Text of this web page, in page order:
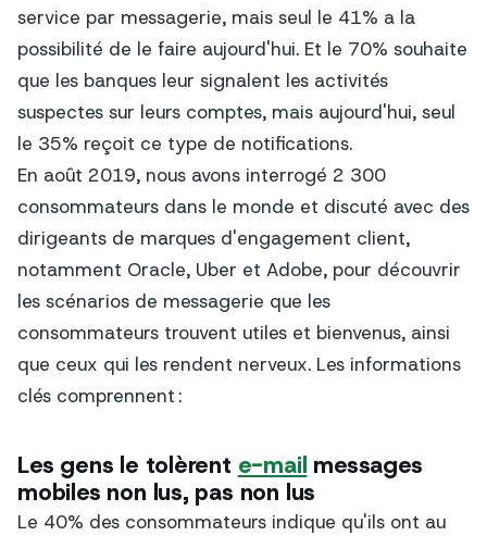
service par messagerie, mais seul le 41% a la
possibilité de le faire aujourd'hui. Et le 70% souhaite
que les banques leur signalent les activités
suspectes sur leurs comptes, mais aujourd'hui, seul
le 35% reçoit ce type de notifications.
En août 2019, nous avons interrogé 2 300
consommateurs dans le monde et discuté avec des
dirigeants de marques d'engagement client,
notamment Oracle, Uber et Adobe, pour découvrir
les scénarios de messagerie que les
consommateurs trouvent utiles et bienvenus, ainsi
que ceux qui les rendent nerveux. Les informations
clés comprennent :
Les gens le tolèrent e-mail messages
mobiles non lus, pas non lus
Le 40% des consommateurs indique qu'ils ont au